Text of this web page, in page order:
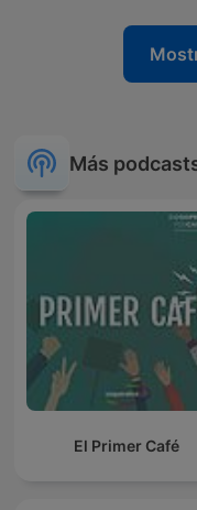
Más
El Primer Café